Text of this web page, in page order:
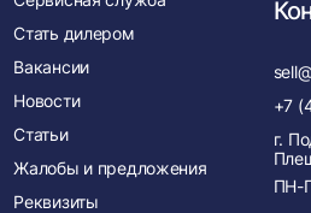
Стать дилером
Вакансии
Новости
Статьи
Жалобы и предложения
Реквизиты
+7
г.
ПН-